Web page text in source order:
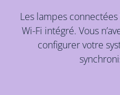
Les lampes
Wi-Fi intégré. Vous
configurer votre